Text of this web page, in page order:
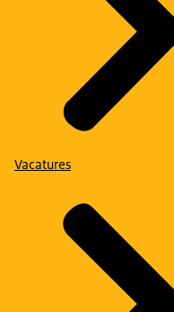
Vacatures